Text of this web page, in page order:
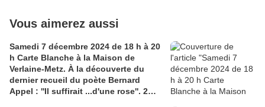
Vous aimerez aussi
Samedi 7 décembre 2024 de 18 h à 20
h Carte Blanche à la Maison de
Verlaine-Metz. À la découverte du
dernier recueil du poète Bernard
Appel : ''Il suffirait ...d'une rose''. 2